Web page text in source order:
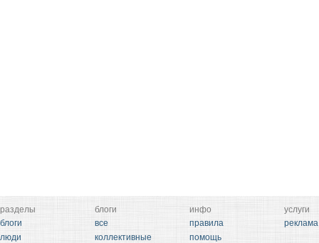
разделы
блоги
люди
блоги
все
коллективные
инфо
правила
помощь
услуги
реклама